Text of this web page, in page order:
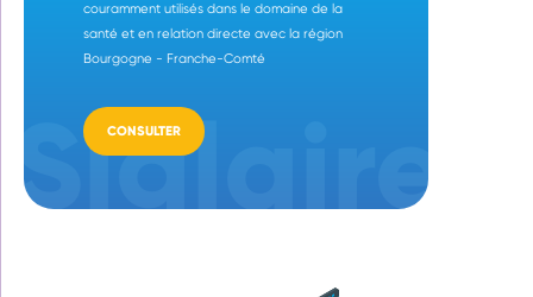
couramment utilisés dans le domaine de la
santé et en relation directe avec la région
Bourgogne - Franche-Comté
CONSULTER